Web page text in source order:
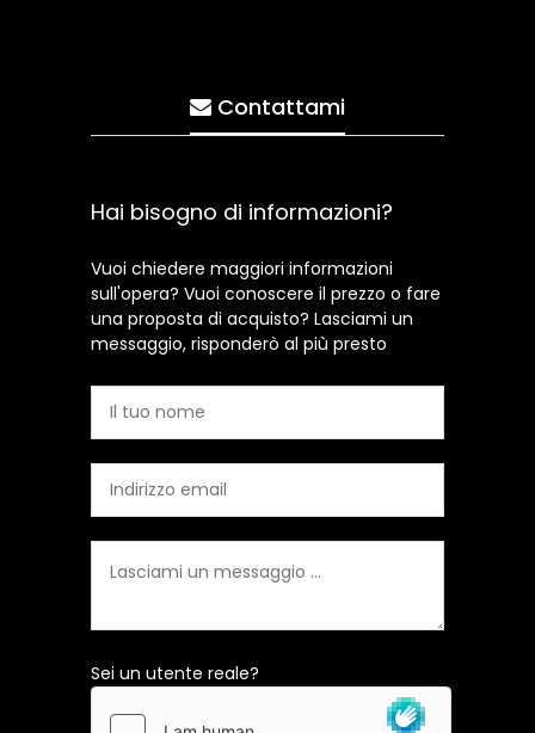
Contattami
Hai bisogno di informazioni?
Vuoi chiedere maggiori informazioni
sull'opera? Vuoi conoscere il prezzo o fare
una proposta di acquisto? Lasciami un
messaggio, risponderò al più presto
Sei un utente reale?